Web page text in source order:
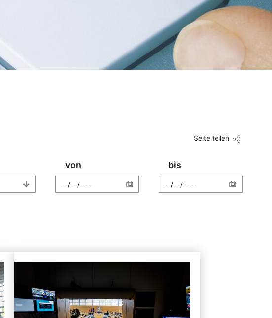
Seite teilen
von bis